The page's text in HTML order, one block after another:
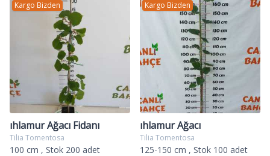
Kargo Bizden
ıhlamur Ağacı Fidanı
Tilia Tomentosa
100 cm , Stok 200 adet
Kargo Bizden
ıhlamur Ağacı
Tilia Tomentosa
125-150 cm , Stok 100 adet